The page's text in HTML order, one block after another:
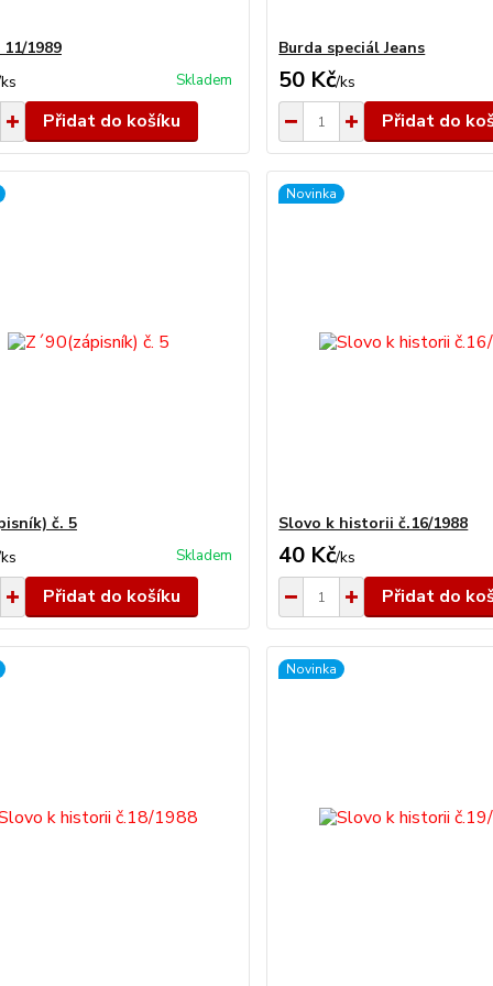
1989
ks Skladem
Přidat do košíku
Burda speciál Jeans
50 Kč/ks
Přidat do
č. 5
ks Skladem
Přidat do košíku
Novinka
Slovo k historii č.16/1988
40 Kč/ks
Přidat do
Novinka